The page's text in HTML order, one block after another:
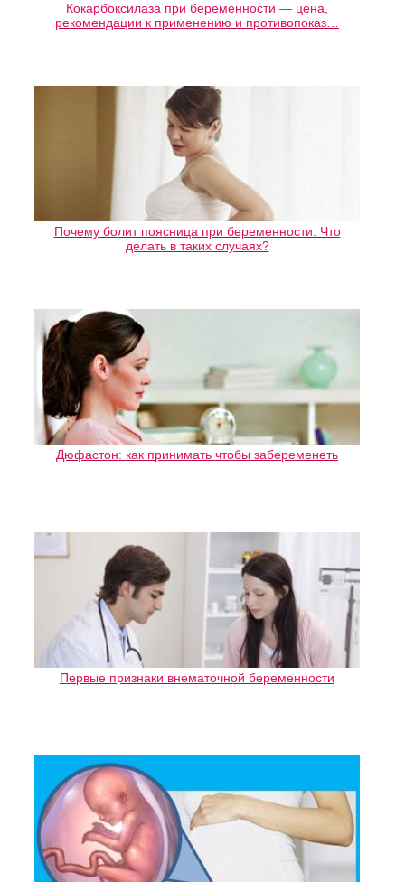
Кокарбоксилаза при беременности — цена,
рекомендации к применению и противопоказ…
Почему болит поясница при беременности. Что
делать в таких случаях?
Дюфастон: как принимать чтобы забеременеть
Первые признаки внематочной беременности